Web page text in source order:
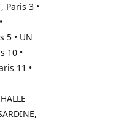
Paris 3 •
5 • UN
10 •
11 •